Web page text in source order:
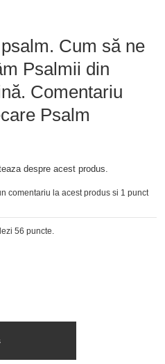
Cum să ne
Psalmii din
Comentariu
Psalm
despre acest produs.
comentariu la acest produs si 1 punct
56 puncte.